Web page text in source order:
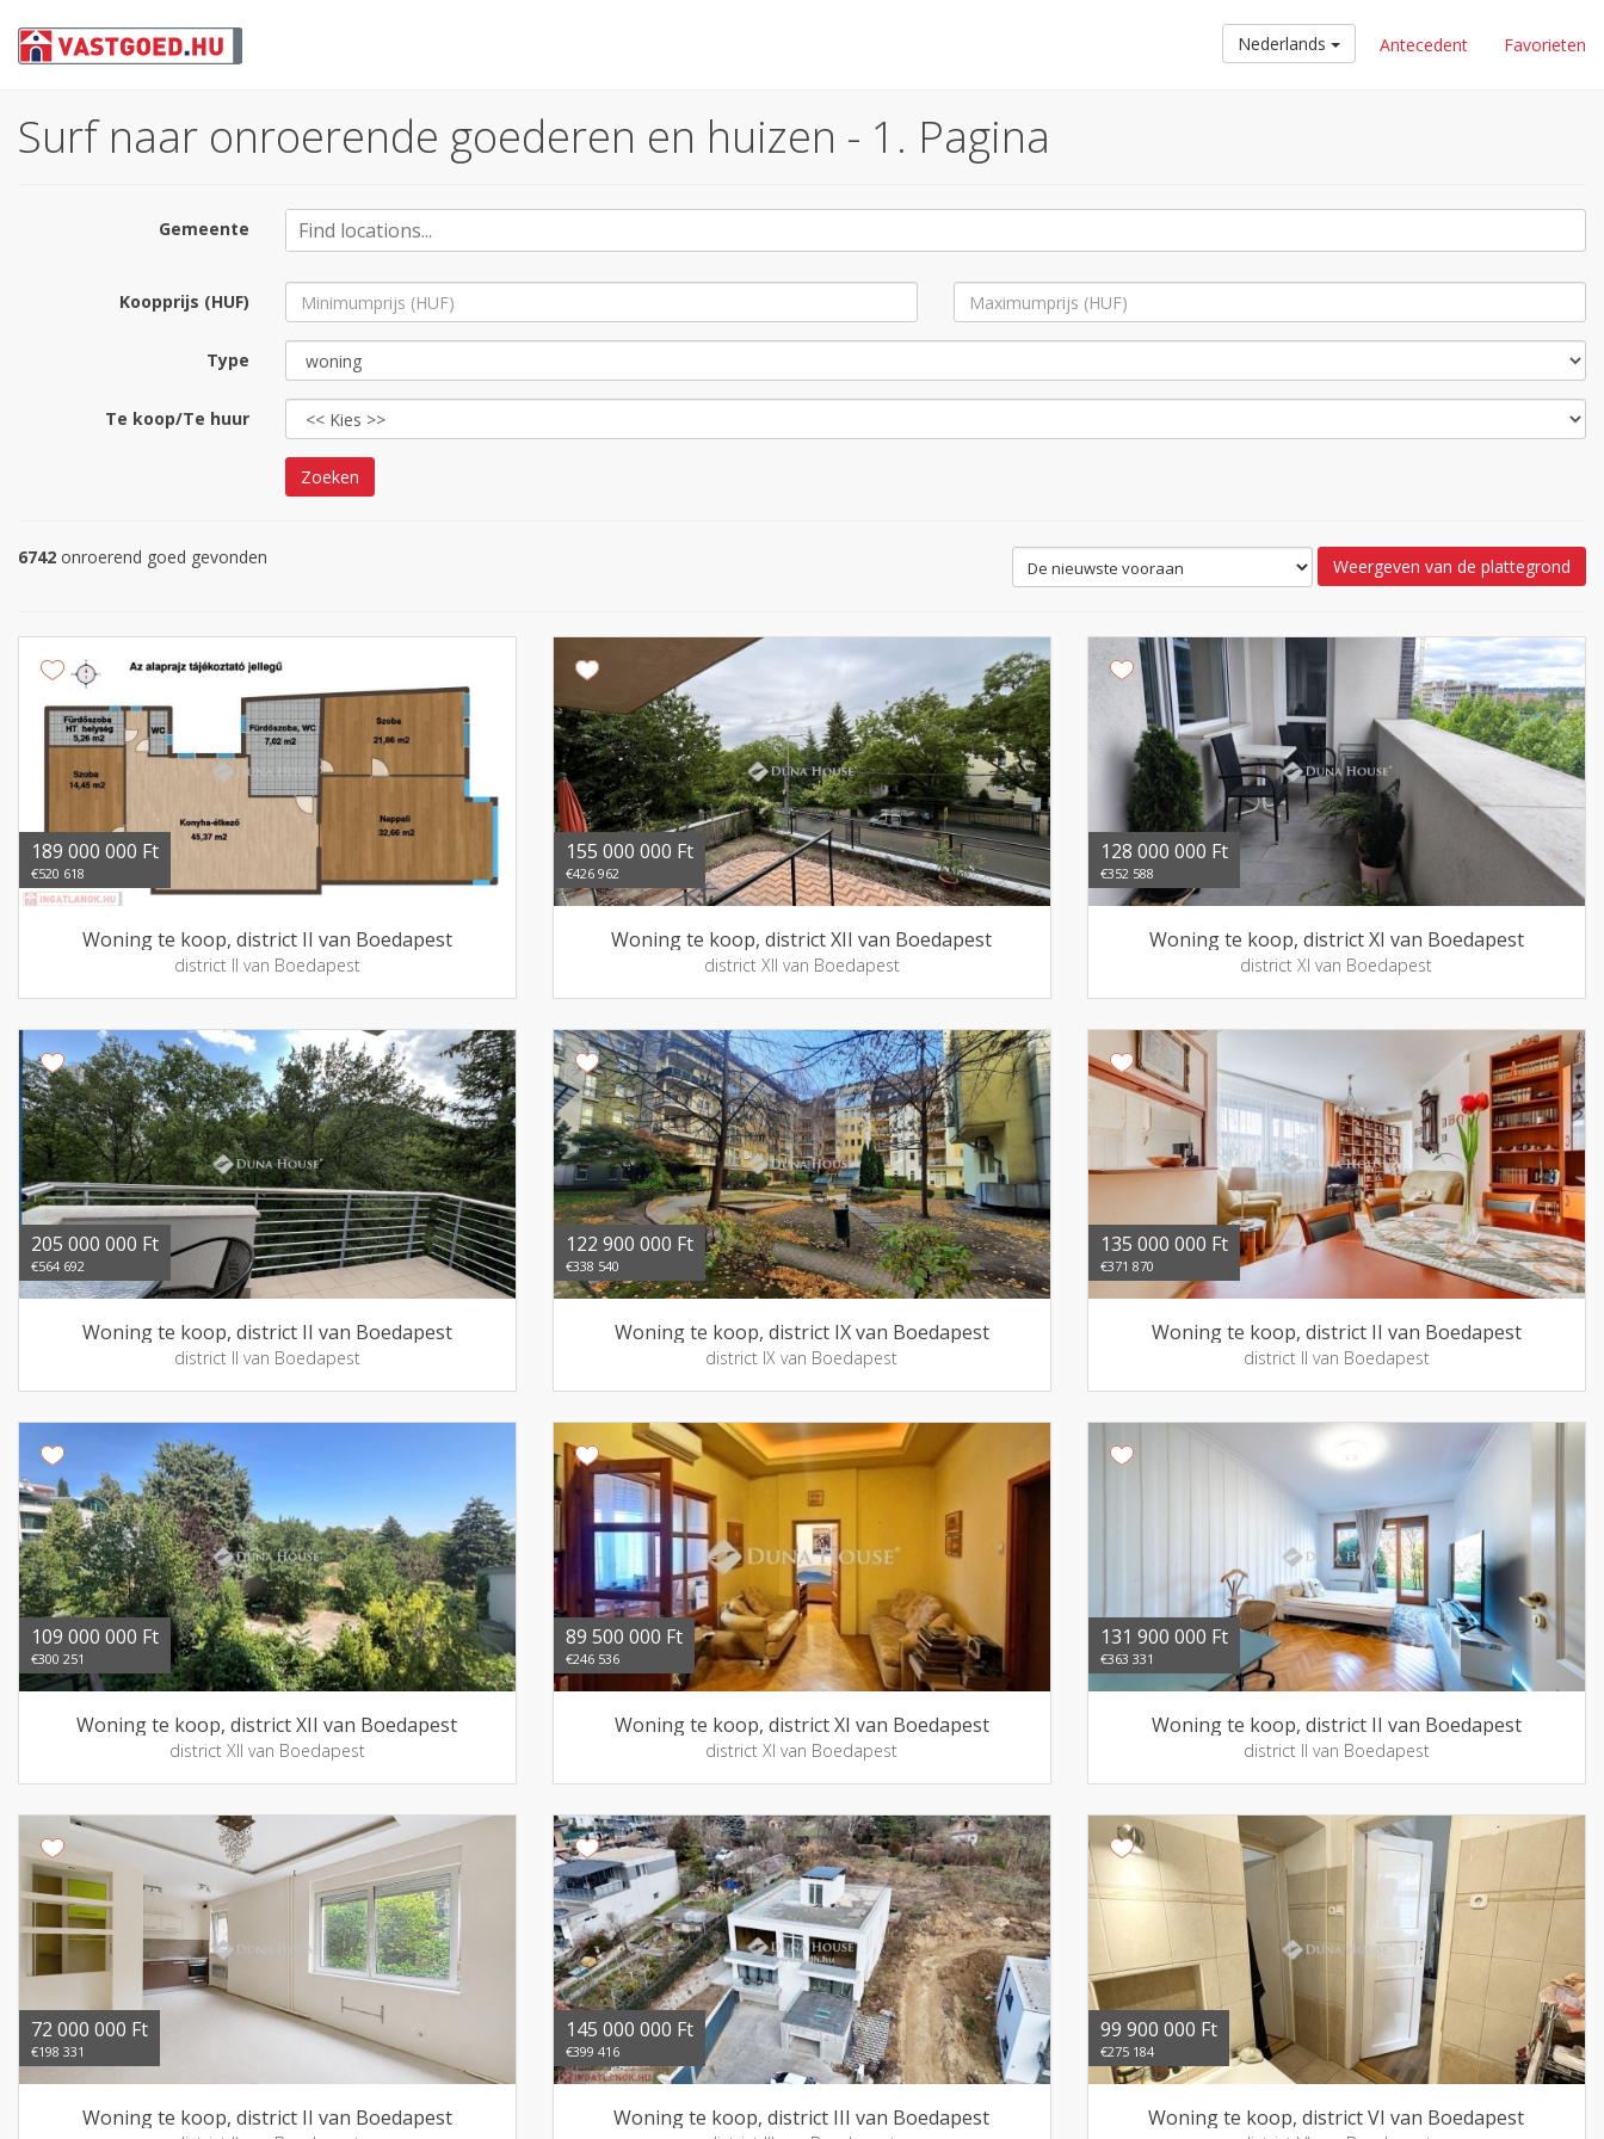
Nederlands Antecedent Favorieten
Surf naar onroerende goederen en huizen - 1. Pagina
Gemeente
Koopprijs (HUF)
Type
Te koop/Te huur
Zoeken
6742 onroerend goed gevonden Weergeven van de plattegrond
189 000 000 Ft
€520 618
Woning te koop, district II van Boedapest
district II van Boedapest
155 000 000 Ft
€426 962
Woning te koop, district XII van Boedapest
district XII van Boedapest
128 000 000 Ft
€352 588
Woning te koop, district XI van Boedapest
district XI van Boedapest
205 000 000 Ft
€564 692
Woning te koop, district II van Boedapest
district II van Boedapest
122 900 000 Ft
€338 540
Woning te koop, district IX van Boedapest
district IX van Boedapest
135 000 000 Ft
€371 870
Woning te koop, district II van Boedapest
district II van Boedapest
109 000 000 Ft
€300 251
Woning te koop, district XII van Boedapest
district XII van Boedapest
89 500 000 Ft
€246 536
Woning te koop, district XI van Boedapest
district XI van Boedapest
131 900 000 Ft
€363 331
Woning te koop, district II van Boedapest
district II van Boedapest
72 000 000 Ft
€198 331
Woning te koop, district II van Boedapest
145 000 000 Ft
€399 416
Woning te koop, district III van Boedapest
99 900 000 Ft
€275 184
Woning te koop, district VI van Boedapest